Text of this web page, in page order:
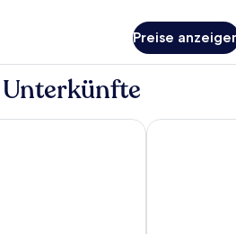
Preise
Augsburg Arthotel ANA